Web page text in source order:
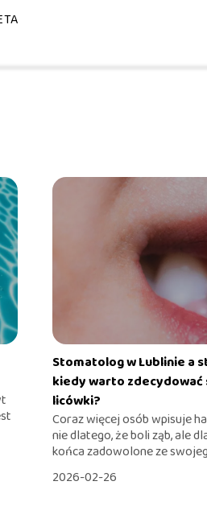
Stomatolog w Lublinie a
kiedy warto zdecydować
licówki?
Coraz więcej osób wpisuje
nie dlatego, że boli ząb, ale
końca zadowolone ze
2026-02-26